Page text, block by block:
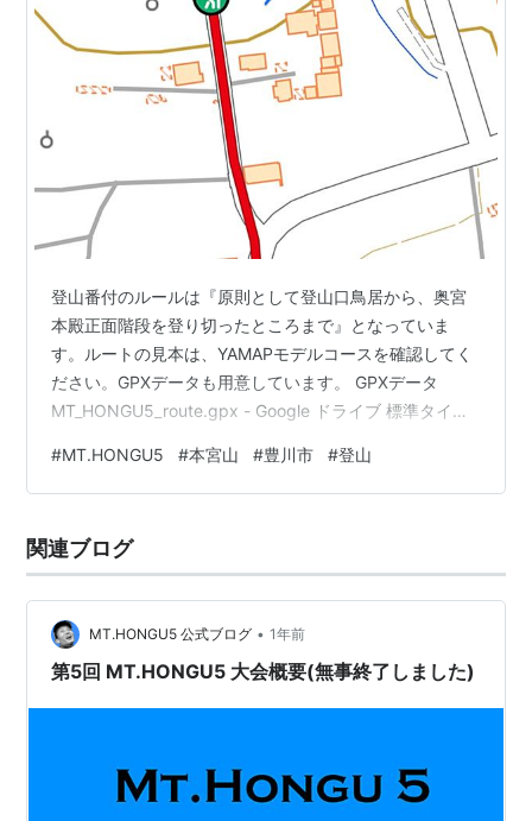
登山番付のルールは『原則として登山口鳥居から、奥宮
本殿正面階段を登り切ったところまで』となっていま
す。ルートの見本は、YAMAPモデルコースを確認してく
ださい。GPXデータも用意しています。 GPXデータ
MT_HONGU5_route.gpx - Google ドライブ 標準タイム
そこで、付け加える事項は以下のとおり。 ① スター
ト・ゴール地点は、エントランス広場とする エントラン
必要は無いが、登るのは禁止しない ③ 折り返し地点に
ついて 奥宮本殿正面階段を登り切った…
#MT.HONGU5 #本宮山 #豊川市 #登山
関連ブログ
MT.HONGU5 公式ブログ • 1年前
第5回 MT.HONGU5 大会概要(無事終了しました)